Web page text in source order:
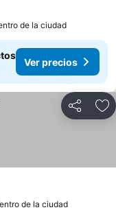
de la ciudad
Ver precios
Compartir
de la ciudad